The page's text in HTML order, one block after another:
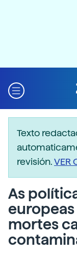
Texto
revisión.VER
As
mortes